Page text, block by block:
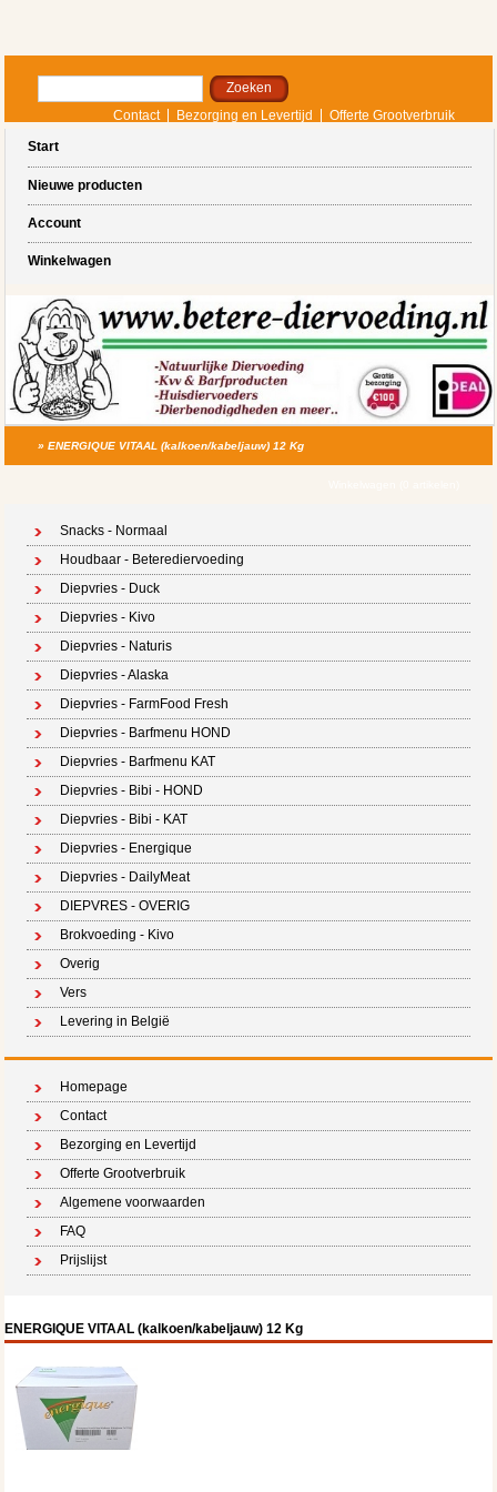
Contact Bezorging en Levertijd
Offerte Grootverbruik
Start
Nieuwe producten
Account
Winkelwagen
»ENERGIQUE VITAAL (kalkoen/kabeljauw) 12 Kg
Snacks - Normaal
Houdbaar - Beterediervoeding
Diepvries - Duck
Diepvries - Kivo
Diepvries - Naturis
Diepvries - Alaska
Diepvries - FarmFood Fresh
Diepvries - Barfmenu HOND
Diepvries - Barfmenu KAT
Diepvries - Bibi - HOND
Diepvries - Bibi - KAT
Diepvries - Energique
Diepvries - DailyMeat
DIEPVRES - OVERIG
Brokvoeding - Kivo
Overig
Vers
Levering in België
Homepage
Contact
Bezorging en Levertijd
Offerte Grootverbruik
Algemene voorwaarden
FAQ
Prijslijst
ENERGIQUE VITAAL (kalkoen/kabeljauw) 12 Kg